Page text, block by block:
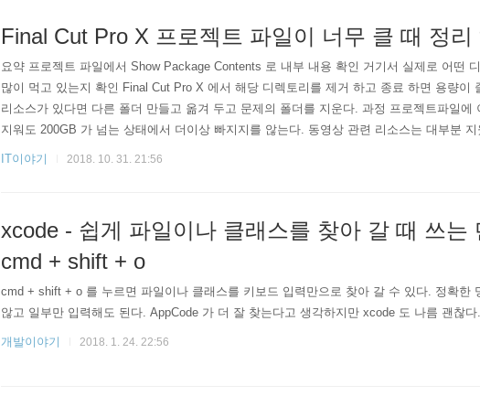
Final Cut Pro X 프로젝트 파일이 너무 클 때 정리
요약 프로젝트 파일에서 Show Package Contents 로 내부 내용 확인 거기서 실제로 어떤
많이 먹고 있는지 확인 Final Cut Pro X 에서 해당 디렉토리를 제거 하고 종료 하면 용량이
리소스가 있다면 다른 폴더 만들고 옮겨 두고 문제의 폴더를 지운다. 과정 프로젝트파일에
지워도 200GB 가 넘는 상태에서 더이상 빠지지를 않는다. 동영상 관련 리소스는 대부분
가 문제일까? 마우스 우클릭 해서 Show Package Contents 해서 들어가보면 좀 더 상세한
IT이야기 2018. 10. 31. 21:56
xcode - 쉽게 파일이나 클래스를 찾아 갈 때 쓰는
cmd + shift + o
cmd + shift + o 를 누르면 파일이나 클래스를 키보드 입력만으로 찾아 갈 수 있다. 정확한
않고 일부만 입력해도 된다. AppCode 가 더 잘 찾는다고 생각하지만 xcode 도 나름 괜찮다.
개발이야기 2018. 1. 24. 22:56